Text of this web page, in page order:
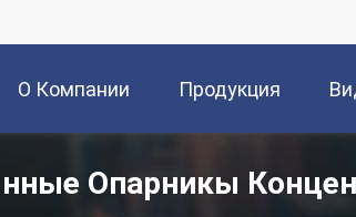
О Компании Продукция
Опарникы